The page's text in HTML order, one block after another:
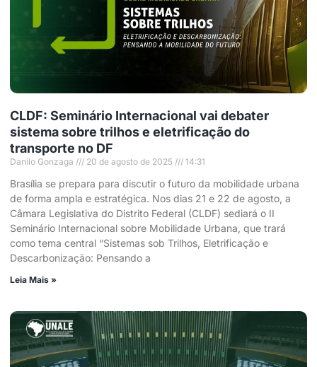
CLDF: Seminário Internacional vai debater
sistema sobre trilhos e eletrificação do
transporte no DF
Danilo Gonzaga 20 de agosto de 2025 14:31
Brasília se prepara para discutir o futuro da mobilidade urbana
de forma ampla e estratégica. Nos dias 21 e 22 de agosto, a
Câmara Legislativa do Distrito Federal (CLDF) sediará o II
Seminário Internacional sobre Mobilidade Urbana, que trará
como tema central “Sistemas sob Trilhos, Eletrificação e
Descarbonização: Pensando a
Leia Mais »